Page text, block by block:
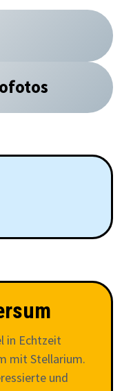
in Echtzeit
mit Stellarium.
und